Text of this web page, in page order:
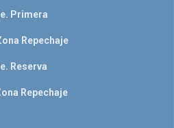
Primera
Repechaje
Reserva
Repechaje